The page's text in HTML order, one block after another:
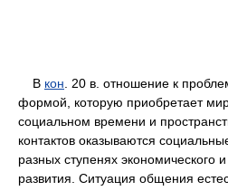
В кон . 20 в. отношение к
формой, которую приобретает
социальном времени и
контактов оказываются
разных ступенях экономического
развития. Ситуация общения